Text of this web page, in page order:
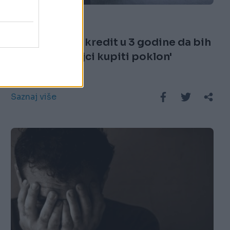
27.08.16. 16:18
'Podigao sam kredit u 3 godine da bih
mogao djevojci kupiti poklon'
Saznaj više